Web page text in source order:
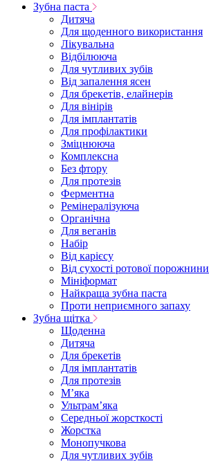
Зубна паста
Дитяча
Для щоденного використання
Лікувальна
Відбілююча
Для чутливих зубів
Від запалення ясен
Для брекетів, елайнерів
Для вінірів
Для імплантатів
Для профілактики
Зміцнююча
Комплексна
Без фтору
Для протезів
Ферментна
Ремінералізуюча
Органічна
Для веганів
Набір
Від карієсу
Від сухості ротової порожнини
Мініформат
Найкраща зубна паста
Проти неприємного запаху
Зубна щітка
Щоденна
Дитяча
Для брекетів
Для імплантатів
Для протезів
Мʼяка
Ультрамʼяка
Середньої жорсткості
Жорстка
Монопучкова
Для чутливих зубів